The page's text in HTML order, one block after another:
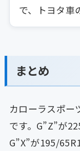
で、トヨタ車
まとめ
カローラスポー
です。G”Z”が
G”X”が195/